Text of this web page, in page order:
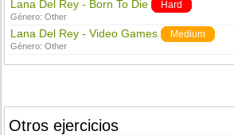
Lana Del Rey - Born To Die Hard
Género:Other
Lana Del Rey - Video Games Medium
Género:Other
Otros ejercicios